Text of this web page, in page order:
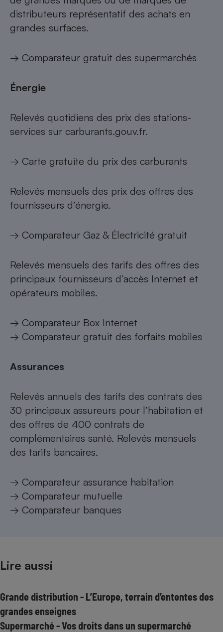
distributeurs représentatif des achats en
grandes surfaces.
→ Comparateur gratuit des supermarchés
Énergie
Relevés quotidiens des prix des stations-
services sur carburants.gouv.fr.
→ Carte gratuite du prix des carburants
Relevés mensuels des prix des offres des
fournisseurs d’énergie.
→ Comparateur Gaz & Électricité gratuit
Relevés mensuels des tarifs des offres des
principaux fournisseurs d’accès Internet et
opérateurs mobiles.
→ Comparateur Box Internet
→ Comparateur gratuit des forfaits mobiles
Assurances
Relevés annuels des tarifs des contrats des
30 principaux assureurs pour l’habitation et
des offres de 400 contrats de
complémentaires santé. Relevés mensuels
des tarifs bancaires.
→ Comparateur assurance habitation
→ Comparateur mutuelle
→ Comparateur banques
Lire aussi
Grande distribution - L’Europe, terrain d’ententes des
grandes enseignes
Supermarché - Vos droits dans un supermarché